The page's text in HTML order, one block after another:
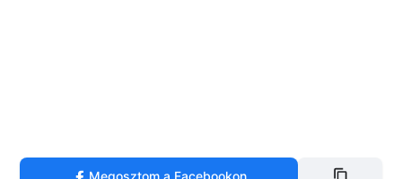
Megosztom a Facebookon